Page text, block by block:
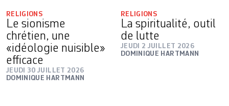
RELIGIONS
Le sionisme
chrétien, une
«idéologie nuisible»
efficace
JEUDI 30 JUILLET 2026
DOMINIQUE HARTMANN
RELIGIONS
La spiritualité, outil
de lutte
JEUDI 2 JUILLET 2026
DOMINIQUE HARTMANN